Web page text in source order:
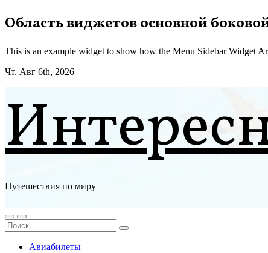
Перейти
к
Область виджетов основной
This is an example widget to show how the Menu Sidebar Widget
Чт. Авг 6th, 2026
Путешествия по миру
Авиабилеты